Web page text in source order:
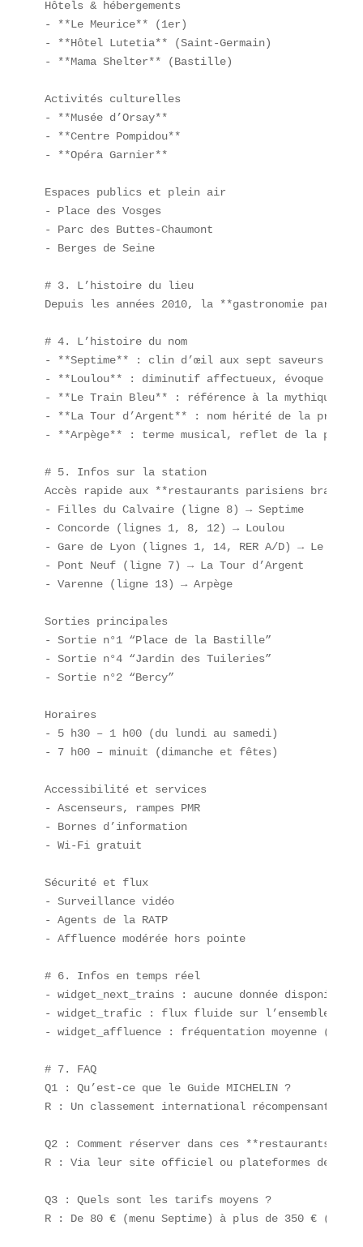
Hôtels & hébergements
- **Le Meurice** (1er)
- **Hôtel Lutetia** (Saint-Germain)
- **Mama Shelter** (Bastille)
Activités culturelles
- **Musée d’Orsay**
- **Centre Pompidou**
- **Opéra Garnier**
Espaces publics et plein air
- Place des Vosges
- Parc des Buttes-Chaumont
- Berges de Seine
# 3. L’histoire du lieu
Depuis les années 2010, la **gastronomie
# 4. L’histoire du nom
- **Septime** : clin d’œil aux sept saveurs
- **Loulou** : diminutif affectueux, évoque la
- **Le Train Bleu** : référence à la mythique
- **La Tour d’Argent** : nom hérité de la
- **Arpège** : terme musical, reflet de la
# 5. Infos sur la station
Accès rapide aux **restaurants parisiens
- Filles du Calvaire (ligne 8) → Septime
- Concorde (lignes 1, 8, 12) → Loulou
- Gare de Lyon (lignes 1, 14, RER A/D) → Le
- Pont Neuf (ligne 7) → La Tour d’Argent
- Varenne (ligne 13) → Arpège
Sorties principales
- Sortie n°1 “Place de la Bastille”
- Sortie n°4 “Jardin des Tuileries”
- Sortie n°2 “Bercy”
Horaires
- 5 h30 – 1 h00 (du lundi au samedi)
- 7 h00 – minuit (dimanche et fêtes)
Accessibilité et services
- Ascenseurs, rampes PMR
- Bornes d’information
- Wi-Fi gratuit
Sécurité et flux
- Surveillance vidéo
- Agents de la RATP
- Affluence modérée hors pointe
# 6. Infos en temps réel
- widget_next_trains : aucune donnée
- widget_trafic : flux fluide sur l’ensemble du
- widget_affluence : fréquentation moyenne (50 %)
# 7. FAQ
Q1 : Qu’est-ce que le Guide MICHELIN ?
R : Un classement international récompensant
Q2 : Comment réserver dans ces **restaurants
R : Via leur site officiel ou plateformes de
Q3 : Quels sont les tarifs moyens ?
R : De 80 € (menu Septime) à plus de 350 €